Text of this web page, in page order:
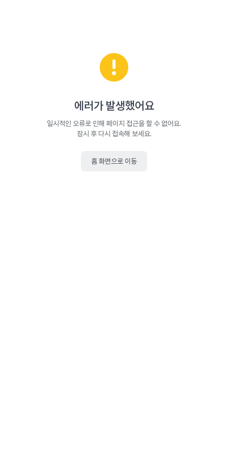
에러가 발생했어요
일시적인 오류로 인해 페이지 접근을 할 수 없어요.
잠시 후 다시 접속해 보세요.
홈 화면으로 이동